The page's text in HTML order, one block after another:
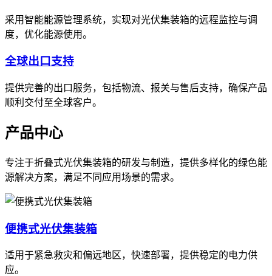
采用智能能源管理系统，实现对光伏集装箱的远程监控与调
度，优化能源使用。
全球出口支持
提供完善的出口服务，包括物流、报关与售后支持，确保产品
顺利交付至全球客户。
产品中心
专注于折叠式光伏集装箱的研发与制造，提供多样化的绿色能
源解决方案，满足不同应用场景的需求。
便携式光伏集装箱
适用于紧急救灾和偏远地区，快速部署，提供稳定的电力供
应。